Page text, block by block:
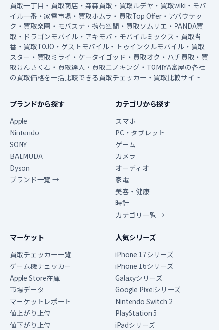
買取一丁目・買取商店・森森買取・買取ルデヤ・買取wiki・モバ
イル一番・家電市場・買取ホムラ・買取Top Offer・アバウテッ
ク・買取楽園・モバステ・携帯空間・買取ソムリエ・PANDA買
取・ドラゴンモバイル・アキモバ・モバイルミックス・買取当
番・買取TOJO・ゲストモバイル・トゥインクルモバイル・買取
スター・買取ミライ・ケータイゴッド・買取オク・ハチ買取・買
取けんさく君・買取達人・買取エノキング・TOMIYA富屋の各社
の買取価格を一括比較できる買取チェッカー・買取比較サイト
ブランドから探す
Apple
Nintendo
SONY
BALMUDA
Dyson
ブランド一覧 →
カテゴリから探す
スマホ
PC・タブレット
ゲーム
カメラ
オーディオ
家電
美容・健康
時計
カテゴリ一覧 →
マーケット
買取チェッカー一覧
ゲーム機チェッカー
Apple Store在庫
市場データ
マーケットレポート
値上がり上位
値下がり上位
人気シリーズ
iPhone 17シリーズ
iPhone 16シリーズ
Galaxyシリーズ
Google Pixelシリーズ
Nintendo Switch 2
PlayStation 5
iPadシリーズ